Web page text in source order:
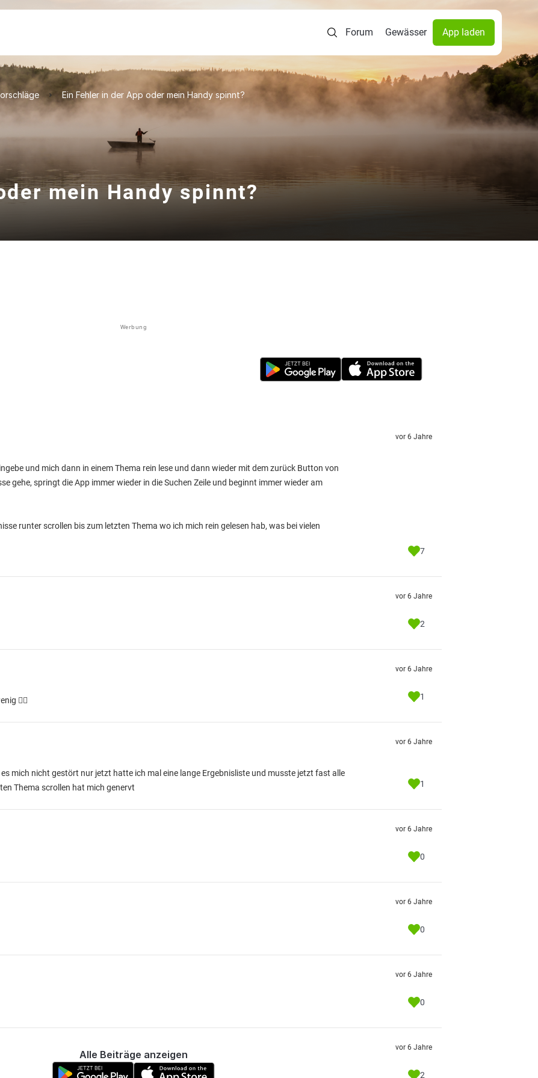
Forum Gewässer App laden
Ein Fehler in der App oder mein Handy spinnt?
mein Handy spinnt?
Werbung
und mich dann in einem Thema rein lese und dann wieder mit dem zurück Button von
gehe, springt die App immer wieder in die Suchen Zeile und beginnt immer wieder am
runter scrollen bis zum letzten Thema wo ich mich rein gelesen hab, was bei vielen
vor 6 Jahre
7
vor 6 Jahre
2
🤷‍♂️
vor 6 Jahre
1
mich nicht gestört nur jetzt hatte ich mal eine lange Ergebnisliste und musste jetzt fast alle
Thema scrollen hat mich genervt
vor 6 Jahre
1
vor 6 Jahre
0
vor 6 Jahre
0
vor 6 Jahre
0
vor 6 Jahre
2
Alle Beiträge anzeigen